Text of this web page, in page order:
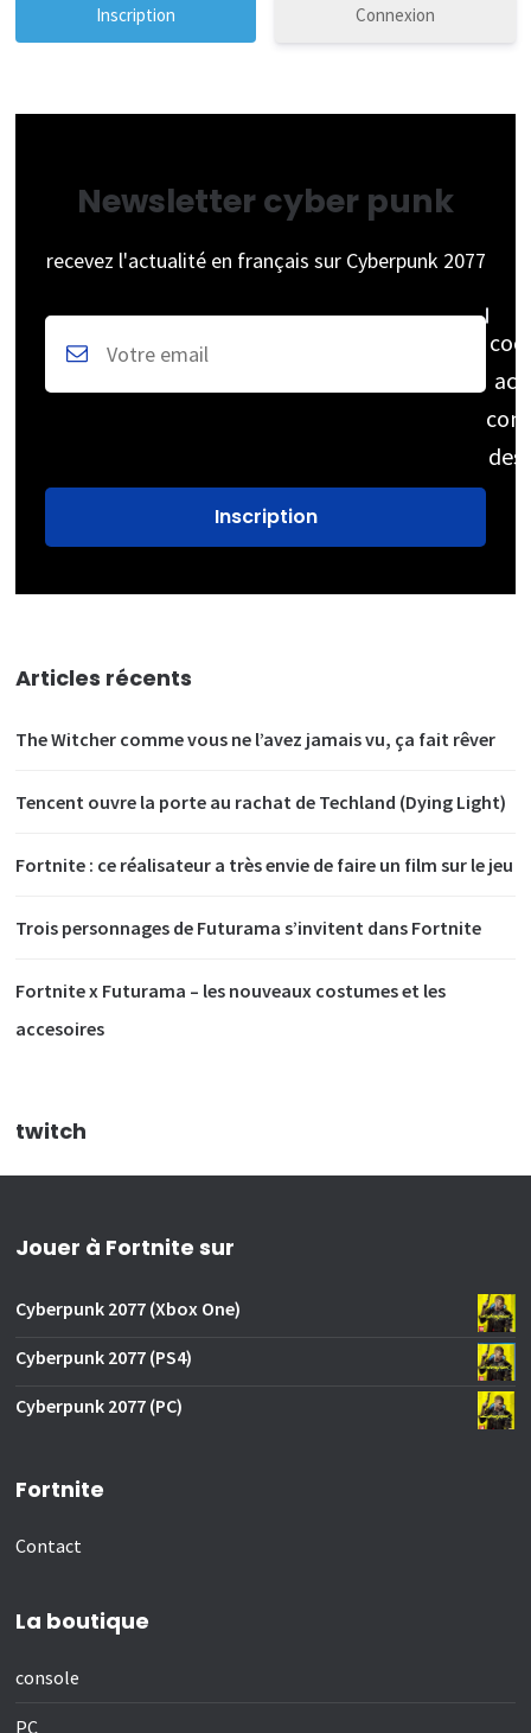
Connexion
Newsletter cyber punk
recevez l'actualité en français sur Cyberpunk 2077
des
Articles récents
The Witcher comme vous ne l’avez jamais vu, ça fait rêver
Tencent ouvre la porte au rachat de Techland (Dying Light)
Fortnite : ce réalisateur a très envie de faire un film sur le jeu
Trois personnages de Futurama s’invitent dans Fortnite
Fortnite x Futurama – les nouveaux costumes et les
accesoires
twitch
Jouer à Fortnite sur
Cyberpunk 2077 (Xbox One)
Cyberpunk 2077 (PS4)
Cyberpunk 2077 (PC)
Fortnite
Contact
La boutique
console
PC